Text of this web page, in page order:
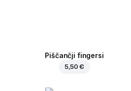
Piščančji fingersi
5,50 €